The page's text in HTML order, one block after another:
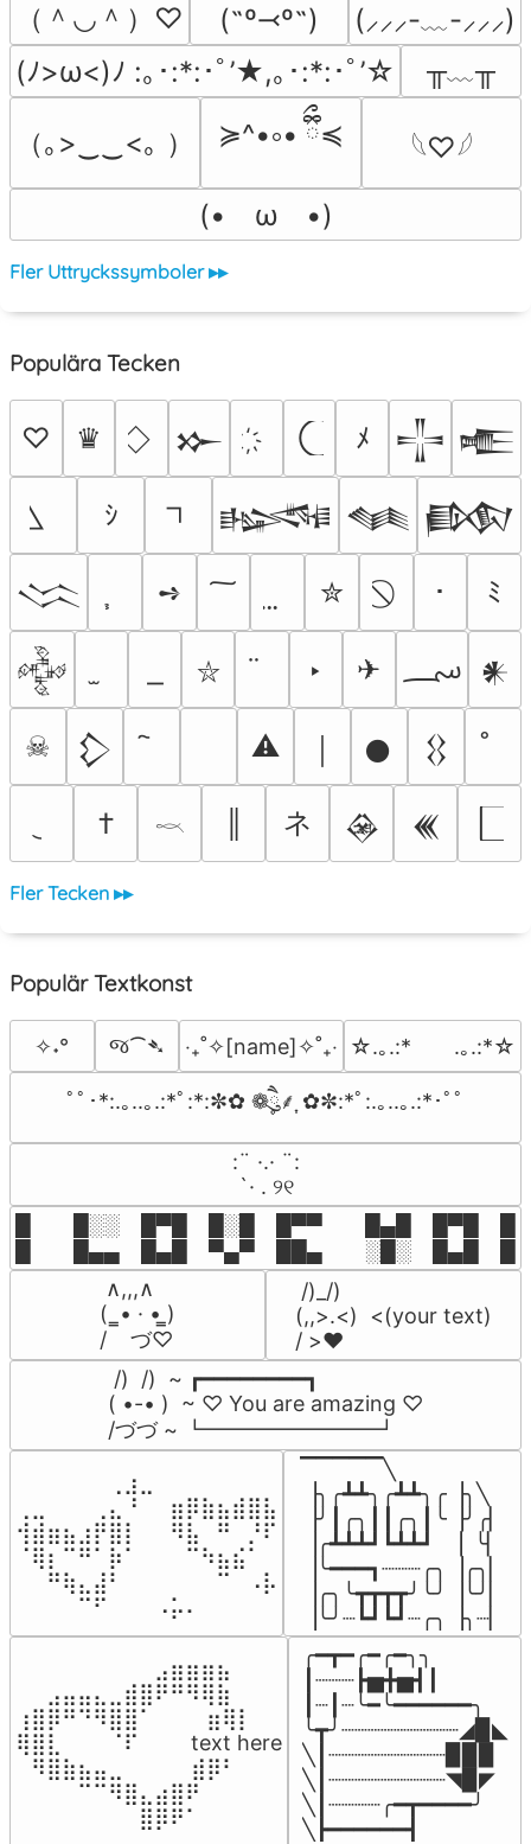
（＾◡＾）♡
(˶º⤙º˶)
(⸝⸝⸝-﹏-⸝⸝⸝)
(ﾉ>ω<)ﾉ :｡･:*:･ﾟ’★,｡･:*:･ﾟ’☆
╥﹏╥
（｡>‿‿<｡ ） ≽^•༚• ྀིྀ≼
𓆩♡𓆪
(•　ω　•)
Fler Uttryckssymboler ▸▸
Populära Tecken
♡ ♛ 𒁍 ﾒ 𒋲 𒍫
ｼ 𒈙 𒈝 𒁃
𒈱 ➺ ✮ ･ ﾐ
𒅒 ⛥ ‣ ✈ ؄ 𒀭
☠ 𒁷 ⚠ 𒊹 𒌐
† 𓎖 ネ 𒊲 𒌍
Fler Tecken ▸▸
Populär Textkonst
✧˖° જ⁀➴ ‎‧₊˚✧[name]✧˚₊‧ ☆.｡.:*　　.｡.:*☆
ﾟﾟ･*:.｡..｡.:*ﾟ:*:✼✿ ❁ཻུ۪۪⸙͎ ✿✼:*ﾟ:.｡..｡.:*･ﾟﾟ
⠀:¨ ·.· ¨:⠀
⠀ `· . ୨୧⠀
█  █░░ █▀█ █░█ █▀▀  █▄█ █▀█
█  █▄▄ █▄█ ▀▄▀ ██▄  ░█░ █▄█
∧,,,∧
(  ̳• · • ̳)
/    づ♡
/)_/)
(,,>.<)  <(your text)
/ >❤️
/)  /)  ~ ┏━━━━━━━━┓
( •-• )  ~ ♡ You are amazing ♡
/づづ ~ ┗━━━━━━━━┛
⠀⠀⠀⠀⠀⠀⢀⣰⣀⠀⠀⠀⠀⠀⠀⠀⠀
⢀⣀⠀⠀⠀⢀⣄⠘⠀⠀⣶⡿⣷⣦⣾⣿⣧
⢺⣾⣶⣦⣰⡟⣿⡇⠀⠀⠻⣧⠀⠛⠀⡘⠏
⠈⢿⡆⠉⠛⠁⡷⠁⠀⠀⠀⠉⠳⣦⣮⠁⠀
⠀⠀⠛⢷⣄⣼⠃⠀⠀⠀⠀⠀⠀⠉⠀⠠⡧
⠀⠀⠀⠀⠉⠋⠀⠀⠀⠠⡥⠄⠀⠀⠀⠀⠀
▔▔▔▔▔╲
▕╮╭┻┻╮╭┻┻╮╭▕╮╲
▕╯┃╭╮┃┃╭╮┃╰▕╯╭▏
▕╭┻┻┻┛┗┻┻┛  ▕  ╰▏
▕╰━━━┓┈┈┈╭╮▕╭╮▏
▕╭╮╰┳┳┳┳╯╰╯▕╰╯▏
▕╰╯┈┗┛┗┛┈╭╮▕╮┈▏
⠀⠀⠀⠀⠀⠀⠀⠀⠀⣠⣶⣶⣶⣦⠀⠀
⠀⠀⣠⣤⣤⣄⣀⣾⣿⠟⠛⠻⢿⣷⠀
⢰⣿⡿⠛⠙⠻⣿⣿⠁⠀⠀ ⠀⣶⢿⡇
⢿⣿⣇⠀⠀⠀⠈⠏⠀⠀⠀ text here
⠀⠻⣿⣷⣦⣤⣀⠀⠀⠀ ⠀⣾⡿⠃⠀
⠀⠀⠀⠀⠉⠉⠻⣿⣄⣴⣿⠟⠀⠀⠀
⠀⠀⠀⠀⠀⠀⠀⠀⣿⡿⠟⠁⠀⠀⠀
╭━┳━╭━╭━╮╮
┃┈┈┈┣▅╋▅┫┃
┃┈┃┈╰━╰━━━━━━╮
╰┳╯┈┈┈┈┈┈┈┈┈◢▉◣
╲┃┈┈┈┈┈┈┈┈┈▉▉▉
╲┃┈┈┈┈┈┈┈┈┈◥▉◤
╲┃┈┈┈┈╭━┳━━━━╯
╲┣━━━━━━┫﻿